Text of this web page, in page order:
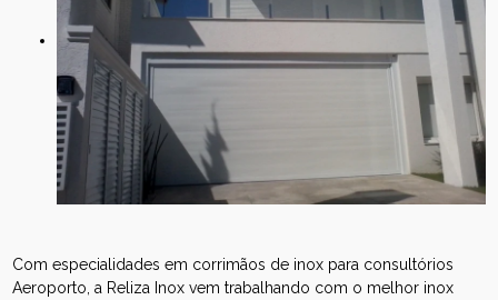
Com especialidades em corrimãos de inox para consultórios
Aeroporto, a Reliza Inox vem trabalhando com o melhor inox